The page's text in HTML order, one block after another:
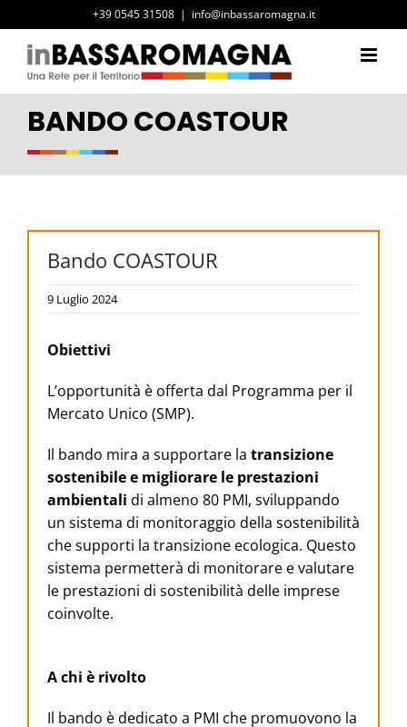
al
contenuto
+39 0545 31508 | info@inbassaromagna.it
BANDO COASTOUR
Bando COASTOUR
9 Luglio 2024
Obiettivi
L’opportunità è offerta dal Programma per il
Mercato Unico (SMP).
Il bando mira a supportare la transizione
sostenibile e migliorare le prestazioni
ambientali di almeno 80 PMI, sviluppando
un sistema di monitoraggio della sostenibilità
che supporti la transizione ecologica. Questo
sistema permetterà di monitorare e valutare
le prestazioni di sostenibilità delle imprese
coinvolte.
A chi è rivolto
Il bando è dedicato a PMI che promuovono la